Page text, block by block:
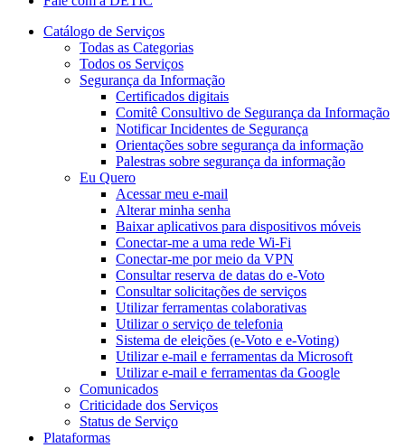
Catálogo de Serviços
Todas as Categorias
Todos os Serviços
Segurança da Informação
Certificados digitais
Comitê Consultivo de Segurança da Informação
Notificar Incidentes de Segurança
Orientações sobre segurança da informação
Palestras sobre segurança da informação
Eu Quero
Acessar meu e-mail
Alterar minha senha
Baixar aplicativos para dispositivos móveis
Conectar-me a uma rede Wi-Fi
Conectar-me por meio da VPN
Consultar reserva de datas do e-Voto
Consultar solicitações de serviços
Utilizar ferramentas colaborativas
Utilizar o serviço de telefonia
Sistema de eleições (e-Voto e e-Voting)
Utilizar e-mail e ferramentas da Microsoft
Utilizar e-mail e ferramentas da Google
Comunicados
Criticidade dos Serviços
Status de Serviço
Plataformas